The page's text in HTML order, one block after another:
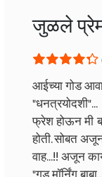
जुळले
आईच्या गोड
"धनत्रयोदशी"...
फ्रेश होऊन मी
होती. सोबत
वाह...!! अजून